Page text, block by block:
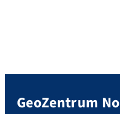
GeoZentrum